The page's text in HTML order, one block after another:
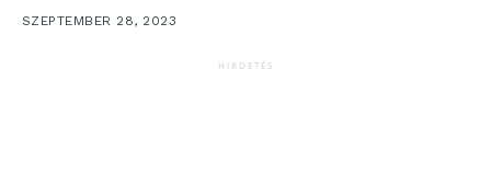
SZEPTEMBER 28, 2023
HIRDETÉS